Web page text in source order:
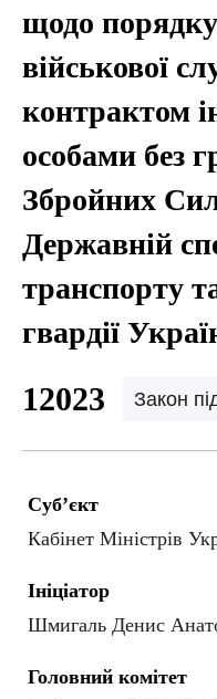
щодо
військової
контрактом
особами без
Збройних
Державній
транспорту
гвардії
12023 Закон
Суб’єкт
Кабінет Міністрів
Ініціатор
Шмигаль Денис
Головний комітет